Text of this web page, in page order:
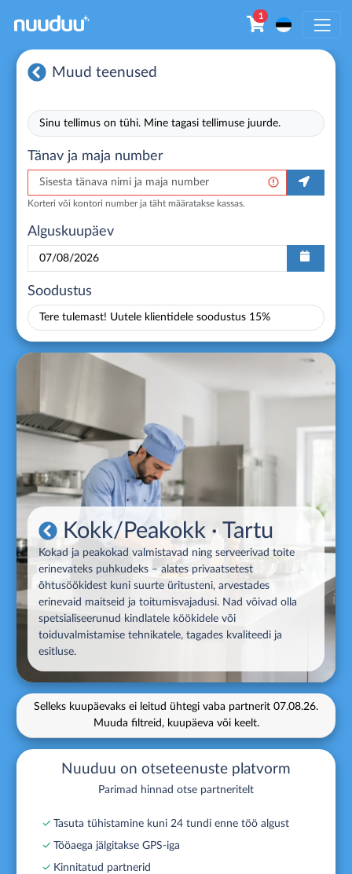
1
Muud teenused
Sinu tellimus on tühi. Mine tagasi tellimuse juurde.
Tänav ja maja number
Korteri või kontori number ja täht määratakse kassas.
Alguskuupäev
Soodustus
Kokk/Peakokk · Tartu
Kokad ja peakokad valmistavad ning serveerivad toite
erinevateks puhkudeks – alates privaatsetest
õhtusöökidest kuni suurte üritusteni, arvestades
erinevaid maitseid ja toitumisvajadusi. Nad võivad olla
spetsialiseerunud kindlatele köökidele või
toiduvalmistamise tehnikatele, tagades kvaliteedi ja
esitluse.
Selleks kuupäevaks ei leitud ühtegi vaba partnerit 07.08.26.
Muuda filtreid, kuupäeva või keelt.
Nuuduu on otseteenuste platvorm
Parimad hinnad otse partneritelt
✓ Tasuta tühistamine kuni 24 tundi enne töö algust
✓ Tööaega jälgitakse GPS-iga
✓ Kinnitatud partnerid